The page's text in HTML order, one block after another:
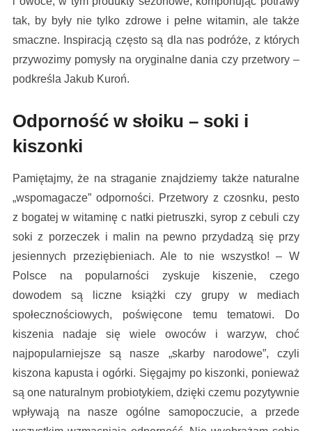
tak, by były nie tylko zdrowe i pełne witamin, ale także
smaczne. Inspiracją często są dla nas podróże, z których
przywozimy pomysły na oryginalne dania czy przetwory –
podkreśla Jakub Kuroń.
Odporność w słoiku – soki i
kiszonki
Pamiętajmy, że na straganie znajdziemy także naturalne
„wspomagacze” odporności. Przetwory z czosnku, pesto
z bogatej w witaminę c natki pietruszki, syrop z cebuli czy
soki z porzeczek i malin na pewno przydadzą się przy
jesiennych przeziębieniach. Ale to nie wszystko! – W
Polsce na popularności zyskuje kiszenie, czego
dowodem są liczne książki czy grupy w mediach
społecznościowych, poświęcone temu tematowi. Do
kiszenia nadaje się wiele owoców i warzyw, choć
najpopularniejsze są nasze „skarby narodowe”, czyli
kiszona kapusta i ogórki. Sięgajmy po kiszonki, ponieważ
są one naturalnym probiotykiem, dzięki czemu pozytywnie
wpływają na nasze ogólne samopoczucie, a przede